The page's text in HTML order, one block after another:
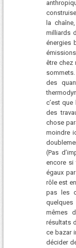
la
milliards
énergies
être chez
des
c’est
des
chose
moindre
(Pas
encore si
égaux
rôle est
pas les
mêmes
résultats
ce bazar
décider